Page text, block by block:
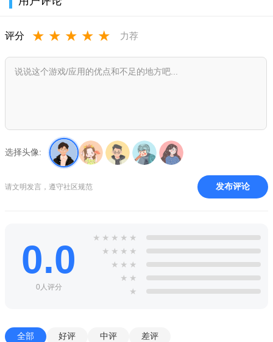
评分 ★ ★ ★ ★ ★ 力荐
选择头像:
请文明发言，遵守社区规范 发布评论
0.0
0人评分
★ ★ ★ ★ ★
★ ★ ★ ★
★ ★ ★
★ ★
★
全部 好评 中评 差评